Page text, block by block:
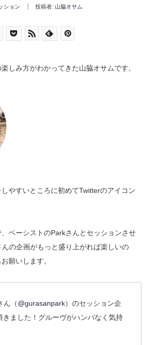
ション 投稿者: 山脇オサム
しみ方がわかってきた山脇オサムです。
やすいところに初めてTwitterのアイコン
ベーシストのParkさんとセッションさせ
の企画がもっと盛り上がれば楽しいの
願いします。
ん（@gurasanpark）のセッション企
きました！グルーヴがハンパなく気持